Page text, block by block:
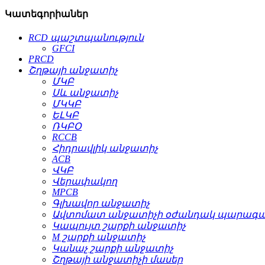
Կատեգորիաներ
RCD պաշտպանություն
GFCI
PRCD
Շղթայի անջատիչ
ՄԿԲ
Սև անջատիչ
ՄԿԿԲ
ԵԼԿԲ
ՌԿԲՕ
RCCB
Հիդրավլիկ անջատիչ
ACB
ՎԿԲ
Վերափակող
MPCB
Գլխավոր անջատիչ
Ավտոմատ անջատիչի օժանդակ
Կապույտ շարքի անջատիչ
M շարքի անջատիչ
Կանաչ շարքի անջատիչ
Շղթայի անջատիչի մասեր